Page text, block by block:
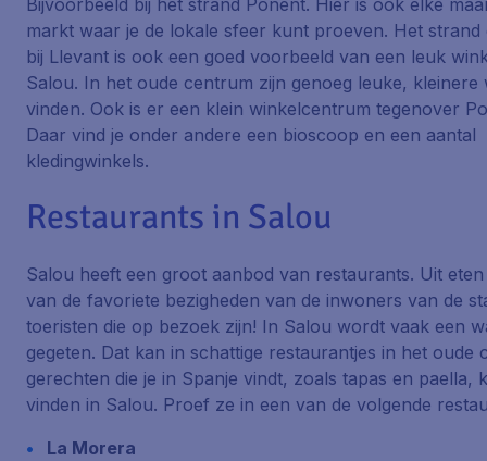
Bijvoorbeeld bij het strand Ponent. Hier is ook elke
markt waar je de lokale sfeer kunt proeven. Het strand
bij Llevant is ook een goed voorbeeld van een leuk
Salou. In het oude centrum zijn genoeg leuke, kleinere
vinden. Ook is er een klein winkelcentrum tegenover
Daar vind je onder andere een bioscoop en een aantal
kledingwinkels.
Restaurants in Salou
Salou heeft een groot aanbod van restaurants. Uit eten
van de favoriete bezigheden van de inwoners van de
toeristen die op bezoek zijn! In Salou wordt vaak een
gegeten. Dat kan in schattige restaurantjes in het oude
gerechten die je in Spanje vindt, zoals tapas en paella,
vinden in Salou. Proef ze in een van de volgende
La Morera